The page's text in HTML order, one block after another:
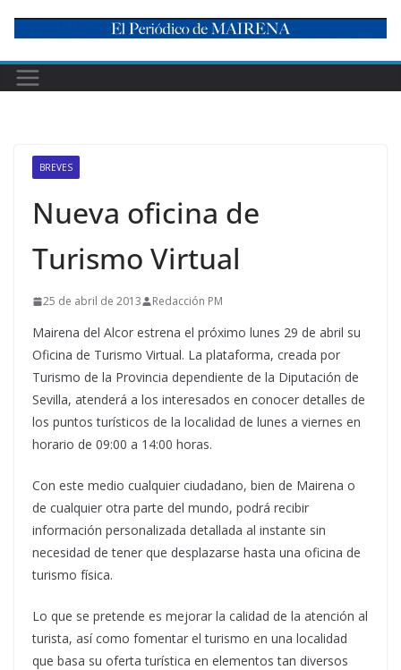
content
BREVES
Nueva oficina de
Turismo Virtual
25 de abril de 2013 Redacción PM
Mairena del Alcor estrena el próximo lunes 29 de abril su
Oficina de Turismo Virtual. La plataforma, creada por
Turismo de la Provincia dependiente de la Diputación de
Sevilla, atenderá a los interesados en conocer detalles de
los puntos turísticos de la localidad de lunes a viernes en
horario de 09:00 a 14:00 horas.
Con este medio cualquier ciudadano, bien de Mairena o
de cualquier otra parte del mundo, podrá recibir
información personalizada detallada al instante sin
necesidad de tener que desplazarse hasta una oficina de
turismo física.
Lo que se pretende es mejorar la calidad de la atención al
turista, así como fomentar el turismo en una localidad
que basa su oferta turística en elementos tan diversos